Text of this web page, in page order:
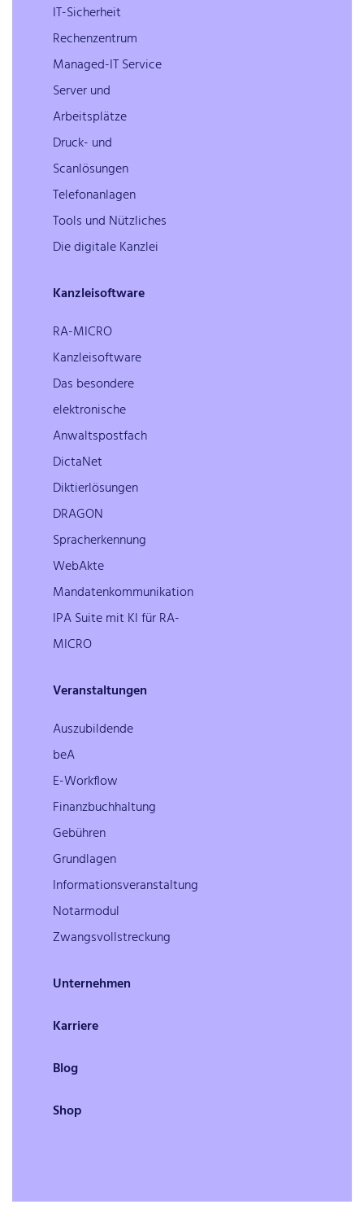
IT-Sicherheit
Rechenzentrum
Managed-IT Service
Server und
Arbeitsplätze
Druck- und
Scanlösungen
Telefonanlagen
Tools und Nützliches
Die digitale Kanzlei
Kanzleisoftware
RA-MICRO
Kanzleisoftware
Das besondere
elektronische
Anwaltspostfach
DictaNet
Diktierlösungen
DRAGON
Spracherkennung
WebAkte
Mandatenkommunikation
IPA Suite mit KI für RA-
MICRO
Veranstaltungen
Auszubildende
beA
E-Workflow
Finanzbuchhaltung
Gebühren
Grundlagen
Informationsveranstaltung
Notarmodul
Zwangsvollstreckung
Unternehmen
Karriere
Blog
Shop